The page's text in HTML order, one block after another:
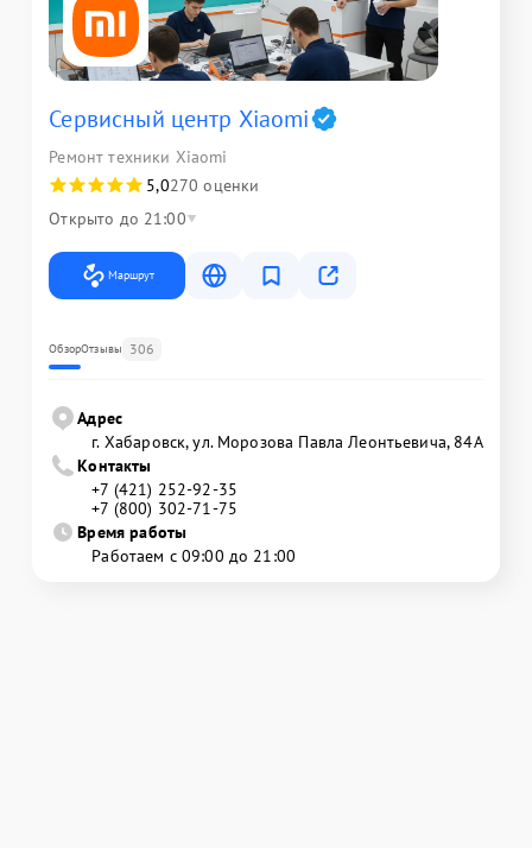
Сервисный центр Xiaomi
Ремонт техники Xiaomi
5,0270 оценки
Открыто до 21:00
Маршрут
ОбзорОтзывы 306
Адрес
г. Хабаровск, ул. Морозова Павла Леонтьевича, 84А
Контакты
+7 (421) 252-92-35
+7 (800) 302-71-75
Время работы
Работаем с 09:00 до 21:00